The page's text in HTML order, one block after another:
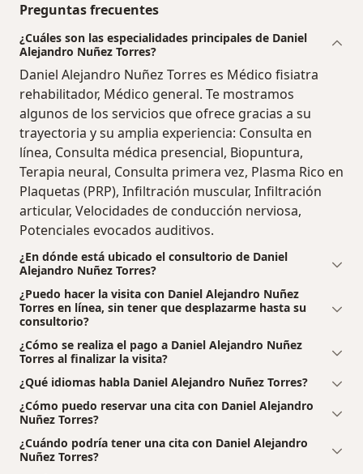
Preguntas frecuentes
¿Cuáles son las especialidades principales de Daniel
Alejandro Nuñez Torres?
Daniel Alejandro Nuñez Torres es Médico fisiatra
rehabilitador, Médico general. Te mostramos
algunos de los servicios que ofrece gracias a su
trayectoria y su amplia experiencia: Consulta en
línea, Consulta médica presencial, Biopuntura,
Terapia neural, Consulta primera vez, Plasma Rico en
Plaquetas (PRP), Infiltración muscular, Infiltración
articular, Velocidades de conducción nerviosa,
Potenciales evocados auditivos.
¿En dónde está ubicado el consultorio de Daniel
Alejandro Nuñez Torres?
¿Puedo hacer la visita con Daniel Alejandro Nuñez
Torres en línea, sin tener que desplazarme hasta su
consultorio?
¿Cómo se realiza el pago a Daniel Alejandro Nuñez
Torres al finalizar la visita?
¿Qué idiomas habla Daniel Alejandro Nuñez Torres?
¿Cómo puedo reservar una cita con Daniel Alejandro
Nuñez Torres?
¿Cuándo podría tener una cita con Daniel Alejandro
Nuñez Torres?